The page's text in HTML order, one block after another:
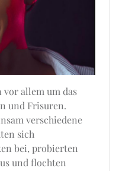
vor allem um das
und Frisuren.
verschiedene
sich
bei, probierten
und flochten